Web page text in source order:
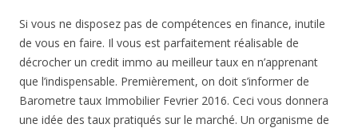
Si vous ne disposez pas de compétences en finance, inutile
de vous en faire. Il vous est parfaitement réalisable de
décrocher un credit immo au meilleur taux en n’apprenant
que l’indispensable. Premièrement, on doit s’informer de
Barometre taux Immobilier Fevrier 2016. Ceci vous donnera
une idée des taux pratiqués sur le marché. Un organisme de